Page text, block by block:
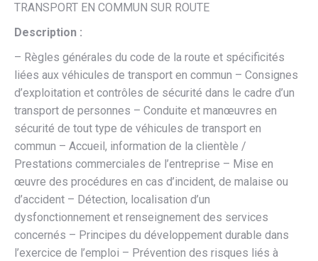
TRANSPORT EN COMMUN SUR ROUTE
Description :
– Règles générales du code de la route et spécificités
liées aux véhicules de transport en commun – Consignes
d’exploitation et contrôles de sécurité dans le cadre d’un
transport de personnes – Conduite et manœuvres en
sécurité de tout type de véhicules de transport en
commun – Accueil, information de la clientèle /
Prestations commerciales de l’entreprise – Mise en
œuvre des procédures en cas d’incident, de malaise ou
d’accident – Détection, localisation d’un
dysfonctionnement et renseignement des services
concernés – Principes du développement durable dans
l’exercice de l’emploi – Prévention des risques liés à